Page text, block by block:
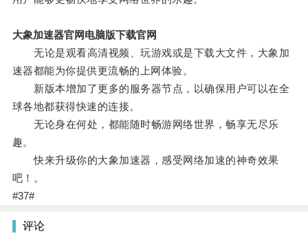
大象加速器官网电脑版下载官网
无论是观看高清视频、玩游戏或是下载大文件，大象加
速器都能为你提供更流畅的上网体验。
新版本增加了更多的服务器节点，以确保用户可以在全
球各地都获得快速的连接。
无论身在何处，都能随时畅游网络世界，畅享无尽乐
趣。
快来升级你的大象加速器，感受网络加速的神奇效果
吧！。
#37#
评论